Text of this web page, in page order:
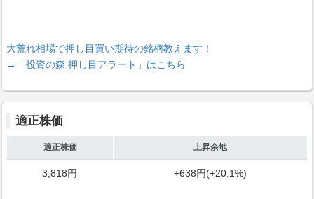
大荒れ相場で押し目買い期待の銘柄教えます！
→「投資の森 押し目アラート」はこちら
適正株価
適正株価 上昇余地
3,818円 +638円(+20.1%)